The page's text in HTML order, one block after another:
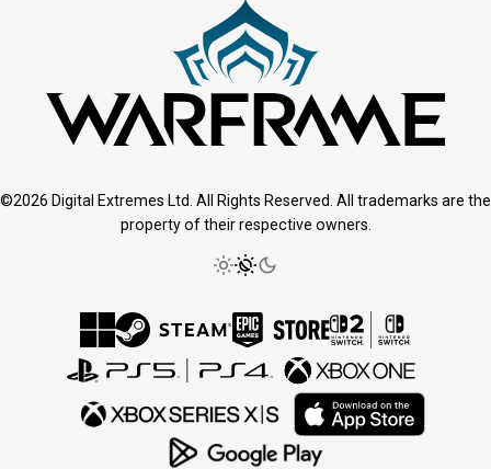
©2026 Digital Extremes Ltd. All Rights Reserved. All trademarks are the
property of their respective owners.